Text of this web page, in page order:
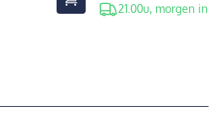
21.00u, morgen in